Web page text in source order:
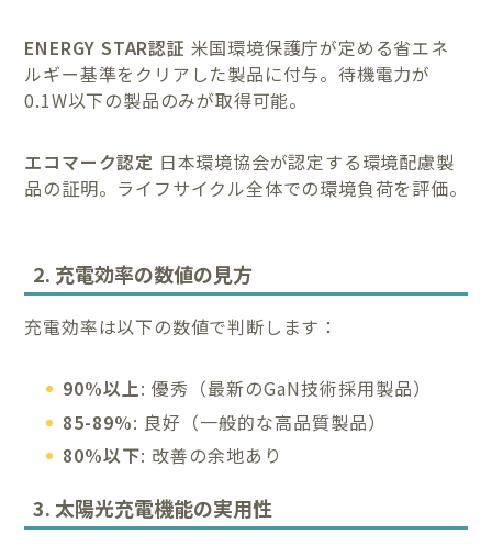
ENERGY STAR認証 米国環境保護庁が定める省エネ
ルギー基準をクリアした製品に付与。待機電力が
0.1W以下の製品のみが取得可能。
エコマーク認定 日本環境協会が認定する環境配慮製
品の証明。ライフサイクル全体での環境負荷を評価。
2. 充電効率の数値の見方
充電効率は以下の数値で判断します：
90%以上: 優秀（最新のGaN技術採用製品）
85-89%: 良好（一般的な高品質製品）
80%以下: 改善の余地あり
3. 太陽光充電機能の実用性